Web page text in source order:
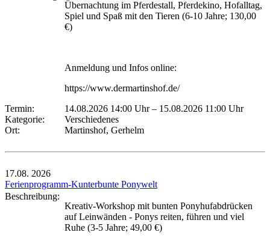
Übernachtung im Pferdestall, Pferdekino, Hofalltag,
Spiel und Spaß mit den Tieren (6-10 Jahre; 130,00
€)
Anmeldung und Infos online:
https://www.dermartinshof.de/
Termin:
14.08.2026 14:00 Uhr– 15.08.2026 11:00 Uhr
Kategorie:
Verschiedenes
Ort:
Martinshof, Gerhelm
17.08. 2026
Ferienprogramm-Kunterbunte Ponywelt
Beschreibung:
Kreativ-Workshop mit bunten Ponyhufabdrücken
auf Leinwänden - Ponys reiten, führen und viel
Ruhe (3-5 Jahre; 49,00 €)